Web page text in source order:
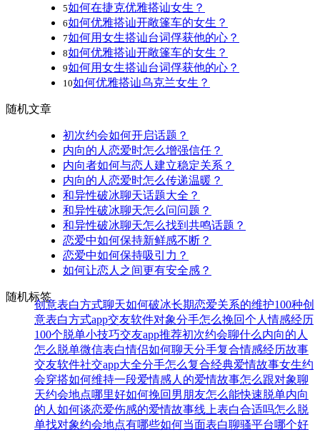
5如何在捷克优雅搭讪女生？
6如何优雅搭讪开敞篷车的女生？
7如何用女生搭讪台词俘获他的心？
8如何优雅搭讪开敞篷车的女生？
9如何用女生搭讪台词俘获他的心？
10如何优雅搭讪乌克兰女生？
随机文章
初次约会如何开启话题？
内向的人恋爱时怎么增强信任？
内向者如何与恋人建立稳定关系？
内向的人恋爱时怎么传递温暖？
和异性破冰聊天话题大全？
和异性破冰聊天怎么问问题？
和异性破冰聊天怎么找到共鸣话题？
恋爱中如何保持新鲜感不断？
恋爱中如何保持吸引力？
如何让恋人之间更有安全感？
随机标签
创意表白方式聊天如何破冰长期恋爱关系的维护100种创
意表白方式app交友软件对象分手怎么挽回个人情感经历
100个脱单小技巧交友app推荐初次约会聊什么内向的人
怎么脱单微信表白情侣如何聊天分手复合情感经历故事
交友软件社交app大全分手怎么复合经典爱情故事女生约
会穿搭如何维持一段爱情感人的爱情故事怎么跟对象聊
天约会地点哪里好如何挽回男朋友怎么能快速脱单内向
的人如何谈恋爱伤感的爱情故事线上表白合适吗怎么脱
单找对象约会地点有哪些如何当面表白聊骚平台哪个好